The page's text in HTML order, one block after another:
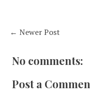
← Newer Post
No comments:
Post a